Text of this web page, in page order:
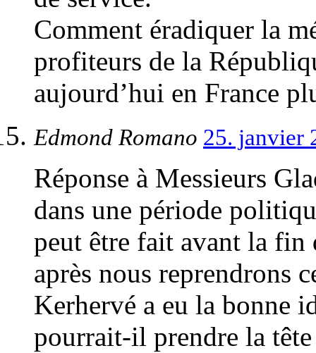
Comment éradiquer la
profiteurs de la
aujourd’hui en France
Edmond Romano 25. janvier
Réponse à Messieurs
dans une période
peut être fait avant la fin
après nous reprendrons
Kerhervé a eu la bonne
pourrait-il prendre la